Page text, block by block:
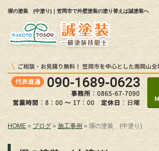
塀の塗装 (中塗り)｜笠岡市で外壁塗装の塗り替えは誠塗装へ
HOME» ブログ» 施工事例 » 塀の塗装 (中塗り)